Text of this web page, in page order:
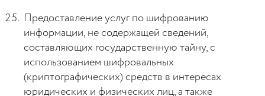
Предоставление услуг по шифрованию
информации, не содержащей сведений,
составляющих государственную тайну, с
использованием шифровальных
(криптографических) средств в интересах
юридических и физических лиц, а также